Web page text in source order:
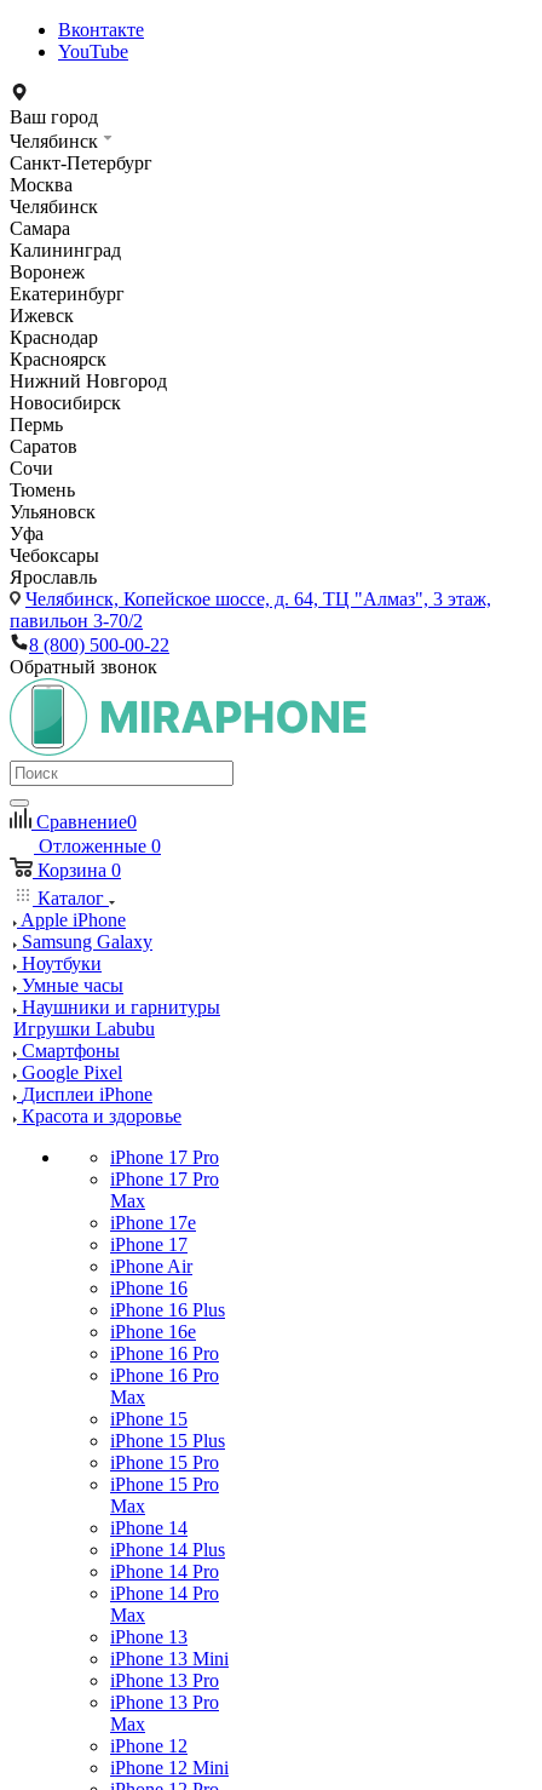
Вконтакте
YouTube
Ваш город
Челябинск
Санкт-Петербург
Москва
Челябинск
Самара
Калининград
Воронеж
Екатеринбург
Ижевск
Краснодар
Красноярск
Нижний Новгород
Новосибирск
Пермь
Саратов
Сочи
Тюмень
Ульяновск
Уфа
Чебоксары
Ярославль
Челябинск, Копейское шоссе, д. 64, ТЦ "Алмаз", 3 этаж,
павильон 3-70/2
8 (800) 500-00-22
Обратный звонок
Сравнение0
Отложенные 0
Корзина 0
Каталог
Apple iPhone
Samsung Galaxy
Ноутбуки
Умные часы
Наушники и гарнитуры
Игрушки Labubu
Смартфоны
Google Pixel
Дисплеи iPhone
Красота и здоровье
iPhone 17 Pro
iPhone 17 Pro
Max
iPhone 17e
iPhone 17
iPhone Air
iPhone 16
iPhone 16 Plus
iPhone 16e
iPhone 16 Pro
iPhone 16 Pro
Max
iPhone 15
iPhone 15 Plus
iPhone 15 Pro
iPhone 15 Pro
Max
iPhone 14
iPhone 14 Plus
iPhone 14 Pro
iPhone 14 Pro
Max
iPhone 13
iPhone 13 Mini
iPhone 13 Pro
iPhone 13 Pro
Max
iPhone 12
iPhone 12 Mini